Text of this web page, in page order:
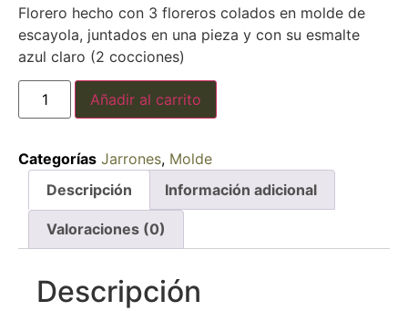
Florero hecho con 3 floreros colados en molde de
escayola, juntados en una pieza y con su esmalte
azul claro (2 cocciones)
Añadir al carrito
Categorías Jarrones, Molde
Descripción
Información adicional
Valoraciones (0)
Descripción